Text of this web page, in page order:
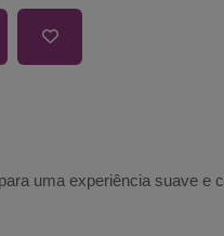
uma experiência suave e